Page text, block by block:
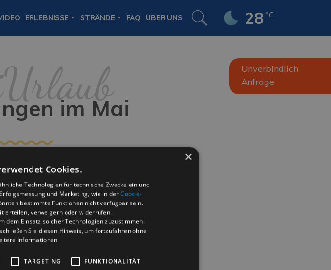
ERLEBNISSE STRÄNDE FAQ ÜBER UNS 28 °C
Unverbindlich
Anfrage
im Mai
Info
Privacy Policy
Cookies Politik
Barrierefreiheit
×
Cookies.
Technologien für technische Zwecke ein und
und Marketing, wie in derCookie-
bestimmte Funktionen nicht verfügbar sein.
erteilen, verweigern oder widerrufen.
dem Einsatz solcher Technologien zuzustimmen.
Sie diesen Hinweis, um fortzufahren ohne
Informationen
TARGETING FUNKTIONALITÄT